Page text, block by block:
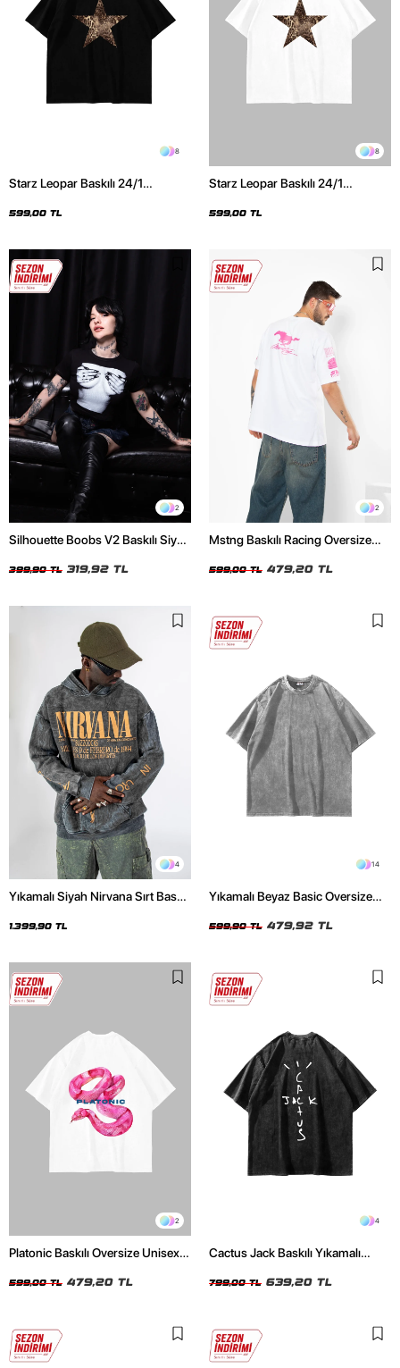
8
Starz Leopar Baskılı 24/1
599,00 TL
8
Starz Leopar Baskılı 24/1
599,00 TL
2
Silhouette Boobs V2 Baskılı Siyah
399,90 TL 319,92 TL
2
Mstng Baskılı Racing Oversize
599,00 TL 479,20 TL
4
Yıkamalı Siyah Nirvana Sırt Baskılı
1.399,90 TL
14
Yıkamalı Beyaz Basic Oversize
599,90 TL 479,92 TL
2
Platonic Baskılı Oversize Unisex
599,00 TL 479,20 TL
4
Cactus Jack Baskılı Yıkamalı
799,00 TL 639,20 TL